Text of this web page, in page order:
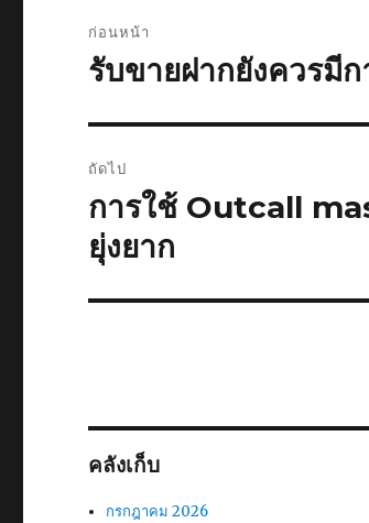
เรื่อง
ก่อนหน้า
เรื่อง
หน้า:
รับขายฝากยังควรมี
ถัดไป
เรื่อง
ต่อ
ไป:
การใช้ Outcall
ยุ่งยาก
คลังเก็บ
กรกฎาคม 2026